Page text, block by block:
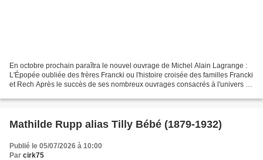
En octobre prochain paraîtra le nouvel ouvrage de Michel Alain Lagrange :
L'Épopée oubliée des frères Francki ou l'histoire croisée des familles Francki
et Rech Après le succès de ses nombreux ouvrages consacrés à l'univers de
Mathilde Rupp alias Tilly Bébé (1879-1932)
Publié le 05/07/2026 à 10:00
Par cirk75